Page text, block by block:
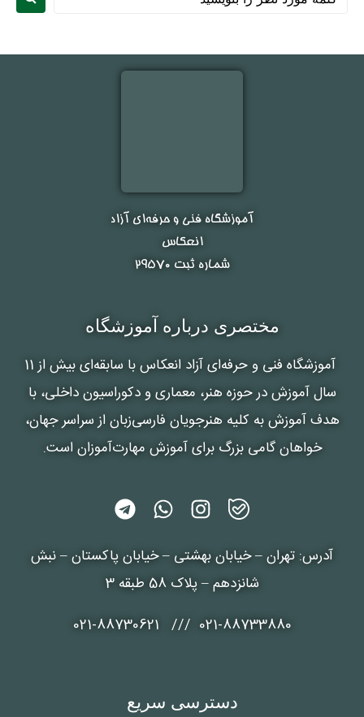
آموزشگاه فنی و حرفه‌ای آزاد
انعکاس
شماره ثبت ۲۹۵۷۰
مختصری درباره آموزشگاه
آموزشگاه فنی و حرفه‌ای آزاد انعکاس
با سابقه‌ای بیش از 11
سال آموزش در حوزه هنر، معماری و دکوراسیون داخلی، با
هدف آموزش به کلیه هنرجویان فارسی‌زبان از سراسر جهان،
خواهان گامی بزرگ برای آموزش مهارت‌آموزان است.
آدرس: تهران – خیابان بهشتی – خیابان پاکستان – نبش
شانزدهم – پلاک 58 طبقه 3
021-88733880 /// 021-88730621
دسترسی سریع
نام و نام خانوادگی : *
شماره واتس‌اپ :